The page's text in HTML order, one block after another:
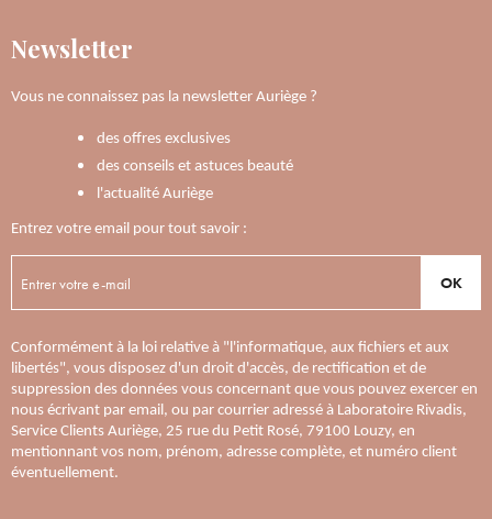
Newsletter
Vous ne connaissez pas la newsletter Auriège ?
des offres exclusives
des conseils et astuces beauté
l'actualité Auriège
Entrez votre email pour tout savoir :
OK
Conformément à la loi relative à "l'informatique, aux fichiers et aux
libertés", vous disposez d'un droit d'accès, de rectification et de
suppression des données vous concernant que vous pouvez exercer en
nous écrivant par email, ou par courrier adressé à Laboratoire Rivadis,
Service Clients Auriège, 25 rue du Petit Rosé, 79100 Louzy, en
mentionnant vos nom, prénom, adresse complète, et numéro client
éventuellement.